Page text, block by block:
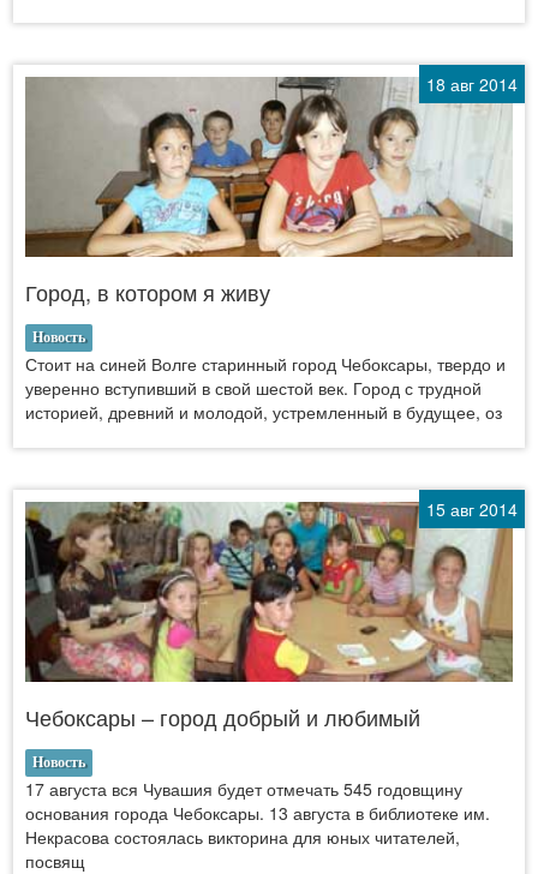
18 авг 2014
Город, в котором я живу
Новость
Стоит на синей Волге старинный город Чебоксары, твердо и
уверенно вступивший в свой шестой век. Город с трудной
историей, древний и молодой, устремленный в будущее, оз
15 авг 2014
Чебоксары – город добрый и любимый
Новость
17 августа вся Чувашия будет отмечать 545 годовщину
основания города Чебоксары. 13 августа в библиотеке им.
Некрасова состоялась викторина для юных читателей,
посвящ